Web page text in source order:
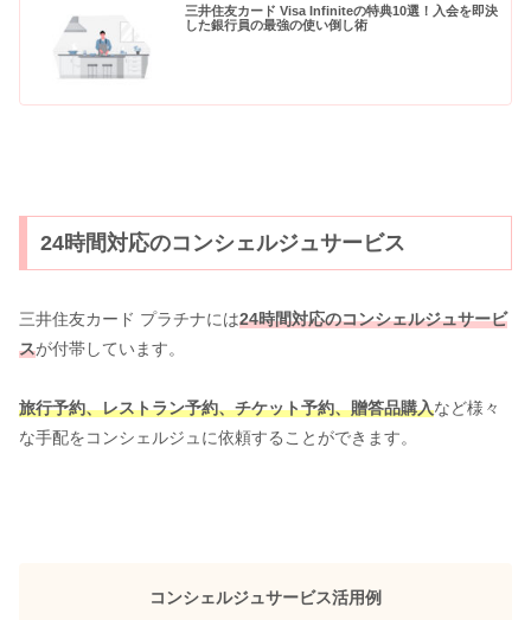
三井住友カード Visa Infiniteの特典10選！入会を即決
した銀行員の最強の使い倒し術
24時間対応のコンシェルジュサービス
三井住友カード プラチナには24時間対応のコンシェルジュサービ
スが付帯しています。
旅行予約、レストラン予約、チケット予約、贈答品購入など様々
な手配をコンシェルジュに依頼することができます。
コンシェルジュサービス活用例